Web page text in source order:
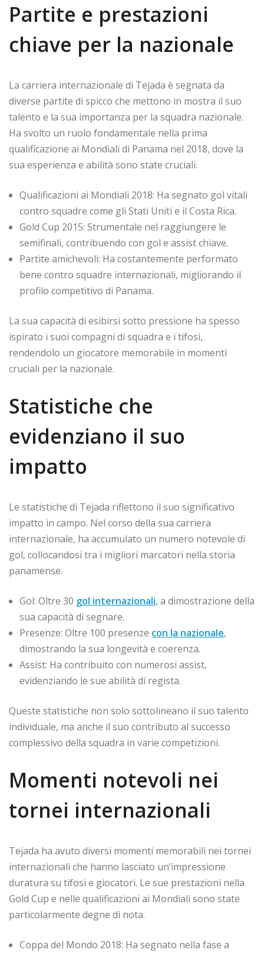
Partite e prestazioni
chiave per la nazionale
La carriera internazionale di Tejada è segnata da
diverse partite di spicco che mettono in mostra il suo
talento e la sua importanza per la squadra nazionale.
Ha svolto un ruolo fondamentale nella prima
qualificazione ai Mondiali di Panama nel 2018, dove la
sua esperienza e abilità sono state cruciali.
Qualificazioni ai Mondiali 2018: Ha segnato gol vitali
contro squadre come gli Stati Uniti e il Costa Rica.
Gold Cup 2015: Strumentale nel raggiungere le
semifinali, contribuendo con gol e assist chiave.
Partite amichevoli: Ha costantemente performato
bene contro squadre internazionali, migliorando il
profilo competitivo di Panama.
La sua capacità di esibirsi sotto pressione ha spesso
ispirato i suoi compagni di squadra e i tifosi,
rendendolo un giocatore memorabile in momenti
cruciali per la nazionale.
Statistiche che
evidenziano il suo
impatto
Le statistiche di Tejada riflettono il suo significativo
impatto in campo. Nel corso della sua carriera
internazionale, ha accumulato un numero notevole di
gol, collocandosi tra i migliori marcatori nella storia
panamense.
Gol: Oltre 30 gol internazionali, a dimostrazione della
sua capacità di segnare.
Presenze: Oltre 100 presenze con la nazionale,
dimostrando la sua longevità e coerenza.
Assist: Ha contribuito con numerosi assist,
evidenziando le sue abilità di regista.
Queste statistiche non solo sottolineano il suo talento
individuale, ma anche il suo contributo al successo
complessivo della squadra in varie competizioni.
Momenti notevoli nei
tornei internazionali
Tejada ha avuto diversi momenti memorabili nei tornei
internazionali che hanno lasciato un’impressione
duratura su tifosi e giocatori. Le sue prestazioni nella
Gold Cup e nelle qualificazioni ai Mondiali sono state
particolarmente degne di nota.
Coppa del Mondo 2018: Ha segnato nella fase a